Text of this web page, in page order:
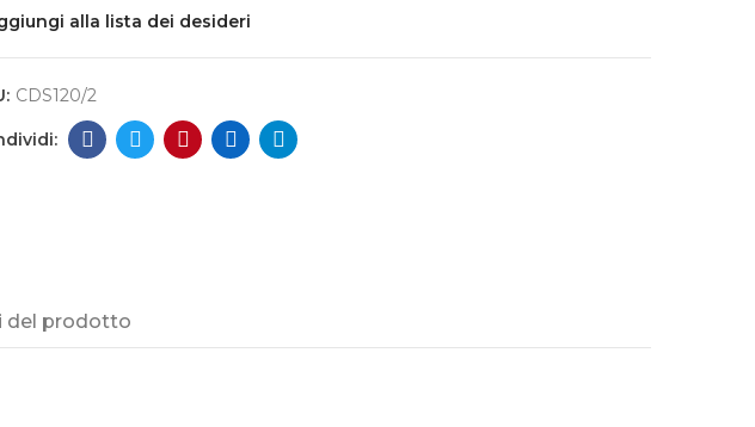
alla lista dei desideri
CDS120/2
del prodotto